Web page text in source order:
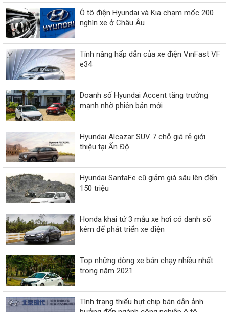
Ô tô điện Hyundai và Kia chạm mốc 200
nghìn xe ở Châu Âu
Tính năng hấp dẫn của xe điện VinFast VF
e34
Doanh số Hyundai Accent tăng trưởng
mạnh nhờ phiên bản mới
Hyundai Alcazar SUV 7 chỗ giá rẻ giới
thiệu tại Ấn Độ
Hyundai SantaFe cũ giảm giá sâu lên đến
150 triệu
Honda khai tử 3 mẫu xe hơi có danh số
kém để phát triển xe điện
Top những dòng xe bán chạy nhiều nhất
trong năm 2021
Tình trạng thiếu hụt chip bán dẫn ảnh